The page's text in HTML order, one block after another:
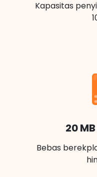
Kapasitas
20
Bebas